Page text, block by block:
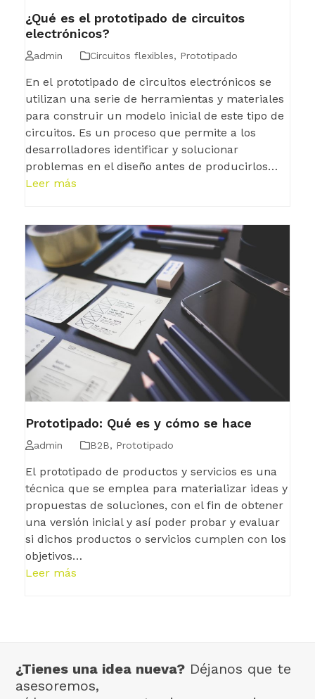
¿Qué es el prototipado de circuitos
electrónicos?
admin Circuitos flexibles, Prototipado
En el prototipado de circuitos electrónicos se
utilizan una serie de herramientas y materiales
para construir un modelo inicial de este tipo de
circuitos. Es un proceso que permite a los
desarrolladores identificar y solucionar
problemas en el diseño antes de producirlos…
Leer más
Prototipado: Qué es y cómo se hace
admin B2B, Prototipado
El prototipado de productos y servicios es una
técnica que se emplea para materializar ideas y
propuestas de soluciones, con el fin de obtener
una versión inicial y así poder probar y evaluar
si dichos productos o servicios cumplen con los
objetivos…
Leer más
¿Tienes una idea nueva? Déjanos que te
asesoremos,